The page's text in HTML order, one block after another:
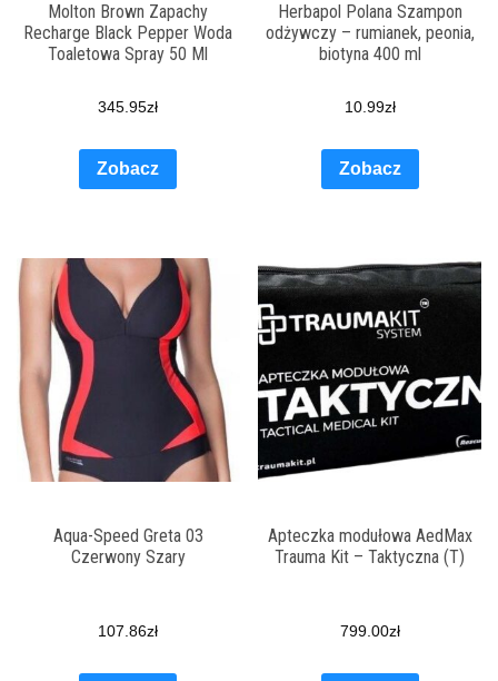
Molton Brown Zapachy
Recharge Black Pepper Woda
Toaletowa Spray 50 Ml
345.95zł
Zobacz
Herbapol Polana Szampon
odżywczy – rumianek, peonia,
biotyna 400 ml
10.99zł
Zobacz
Aqua-Speed Greta 03
Czerwony Szary
107.86zł
Apteczka modułowa AedMax
Trauma Kit – Taktyczna (T)
799.00zł